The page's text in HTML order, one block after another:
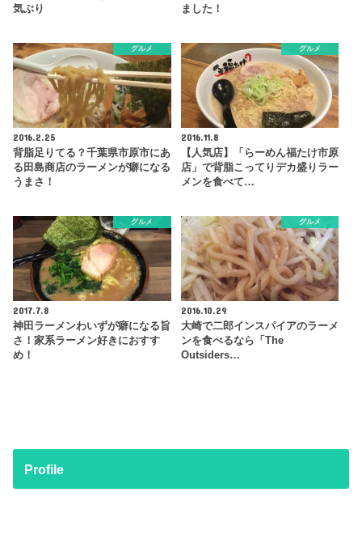
気ぶり
ました！
グルメ
2016.2.25
背脂足りてる？千葉県市原市にあ
る田島商店のラーメンが癖になる
うまさ！
グルメ
2016.11.8
【人気店】「らーめん福たけ市原
店」で背脂こってりデカ盛りラー
メンを食べて…
グルメ
2017.7.8
神田ラーメンわいずが癖になる旨
さ！家系ラーメン好きにおすす
め！
グルメ
2016.10.29
大崎で二郎インスパイアのラーメ
ンを食べるなら「The
Outsiders…
Profile